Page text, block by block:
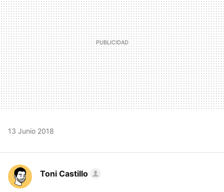
13 Junio 2018
Toni Castillo